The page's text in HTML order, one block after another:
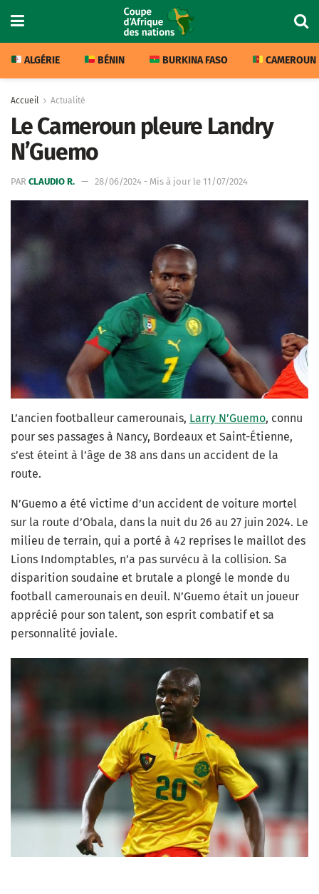
ALGÉRIE BÉNIN BURKINA FASO CAMEROUN
Accueil Actualité
Le Cameroun pleure Landry
N’Guemo
PAR CLAUDIO R. 28/06/2024 - Mis à jour le 11/07/2024
L’ancien footballeur camerounais, Larry N’Guemo, connu
pour ses passages à Nancy, Bordeaux et Saint-Étienne,
s’est éteint à l’âge de 38 ans dans un accident de la
route.
N’Guemo a été victime d’un accident de voiture mortel
sur la route d’Obala, dans la nuit du 26 au 27 juin 2024. Le
milieu de terrain, qui a porté à 42 reprises le maillot des
Lions Indomptables, n’a pas survécu à la collision. Sa
disparition soudaine et brutale a plongé le monde du
football camerounais en deuil. N’Guemo était un joueur
apprécié pour son talent, son esprit combatif et sa
personnalité joviale.